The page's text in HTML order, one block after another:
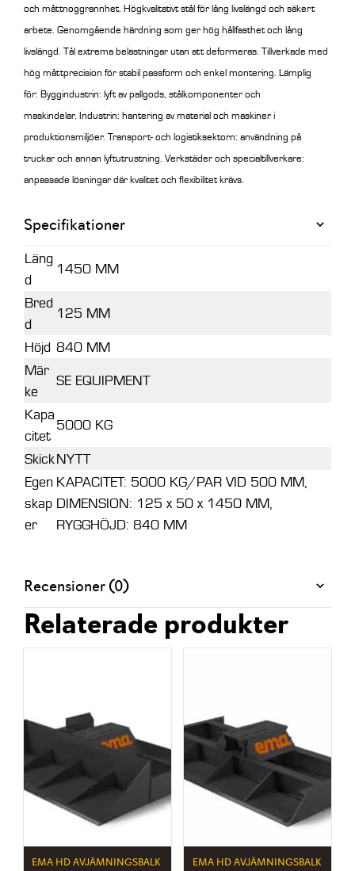
och måttnoggrannhet. Högkvalitativt stål för lång livslängd och säkert
arbete. Genomgående härdning som ger hög hållfasthet och lång
livslängd. Tål extrema belastningar utan att deformeras. Tillverkade med
hög måttprecision för stabil passform och enkel montering. Lämplig
för: Byggindustrin: lyft av pallgods, stålkomponenter och
maskindelar. Industrin: hantering av material och maskiner i
produktionsmiljöer. Transport- och logistiksektorn: användning på
truckar och annan lyftutrustning. Verkstäder och specialtillverkare:
anpassade lösningar där kvalitet och flexibilitet krävs.
Specifikationer
Läng
d
1450 MM
Bred
d
125 MM
Höjd 840 MM
Mär
ke
SE EQUIPMENT
Kapa
citet
5000 KG
SkickNYTT
Egen
skap
er
KAPACITET: 5000 KG/PAR VID 500 MM,
DIMENSION: 125 x 50 x 1450 MM,
RYGGHÖJD: 840 MM
Recensioner (0)
Relaterade produkter
EMA HD AVJÄMNINGSBALK
EMA HD AVJÄMNINGSBALK